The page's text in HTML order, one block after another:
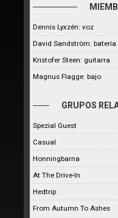
Dennis Lyxzén: voz
David Sandström: batería
Kristofer Steen: guitarra
Magnus Flagge: bajo
GRUPOS
Spezial Guest
Casual
Honningbarna
At The Drive-In
Hedtrip
From Autumn To Ashes